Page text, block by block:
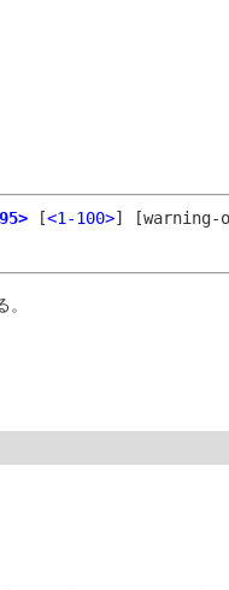
[<1-100>]
[warning-